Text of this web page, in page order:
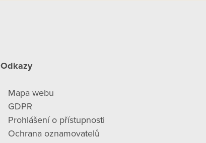
Odkazy
Mapa webu
GDPR
Prohlášení o přístupnosti
Ochrana oznamovatelů